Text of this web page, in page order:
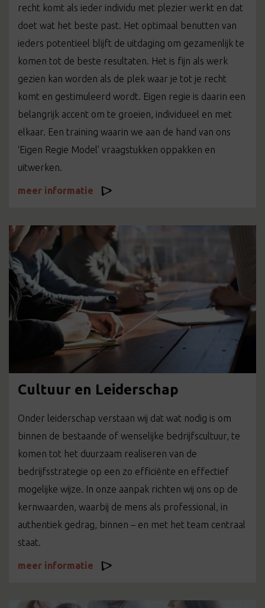
recht komt als ieder individu met plezier werkt en dat
doet wat het beste past. Het optimaal benutten van
ieders potentieel blijft de uitdaging om gezamenlijk te
komen tot de beste resultaten. Het is fijn als werk
gezien kan worden als de plek waar je tot je recht
komt en gestimuleerd wordt. Eigen regie is daarin een
belangrijk accent om te groeien, individueel en met
elkaar. Een training waarin we aan de hand van ons
‘Eigen Regie Model’ vraagstukken oppakken en
uitwerken.
meer informatie
Cultuur en Leiderschap
Onder leiderschap verstaan wij dat wat nodig is om
binnen de bestaande of wenselijke bedrijfscultuur, te
komen tot het duurzaam realiseren van de
bedrijfsstrategie op een zo efficiënte en effectief
mogelijke wijze. In onze aanpak richten wij ons op de
kernwaarden, waarbij de mens als professional, in
authentiek gedrag, binnen – en met het team centraal
staat.
meer informatie